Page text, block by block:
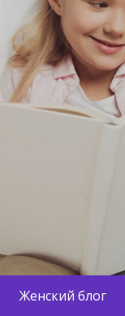
Женский блог